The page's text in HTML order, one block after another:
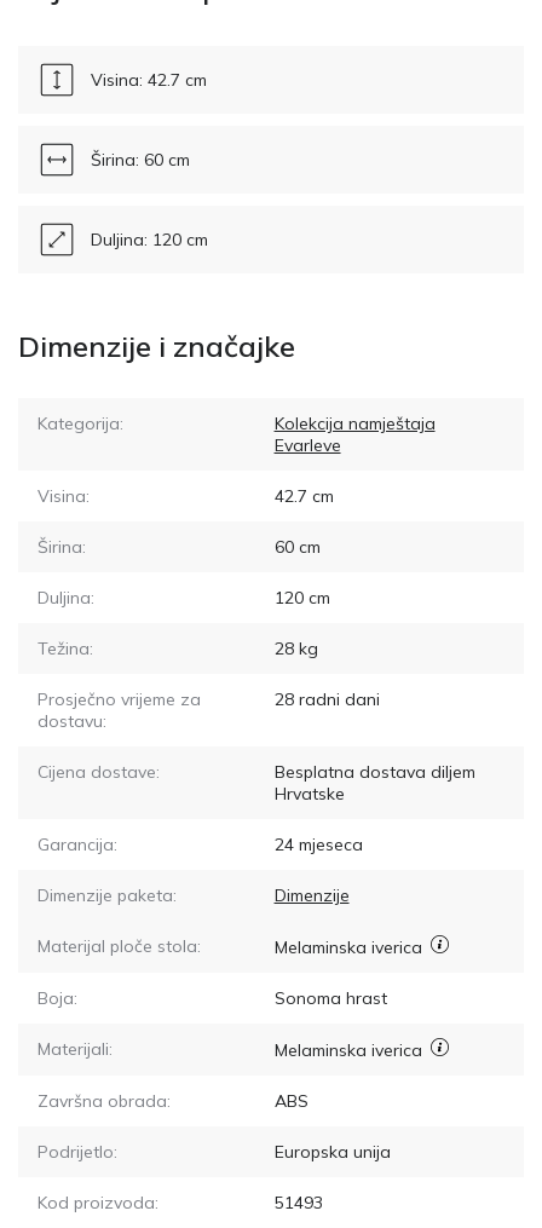
Visina: 42.7 cm
Širina: 60 cm
Duljina: 120 cm
Dimenzije i značajke
Kategorija:
Kolekcija namještaja
Evarleve
Visina: 42.7 cm
Širina: 60cm
Duljina: 120cm
Težina: 28kg
Prosječno vrijeme za
dostavu:
28radni dani
Cijena dostave:
Besplatna dostava diljem
Hrvatske
Garancija: 24 mjeseca
Dimenzije paketa: Dimenzije
Materijal ploče stola: Melaminska iverica
Boja: Sonoma hrast
Materijali: Melaminska iverica
Završna obrada: ABS
Podrijetlo: Europska unija
Kod proizvoda: 51493